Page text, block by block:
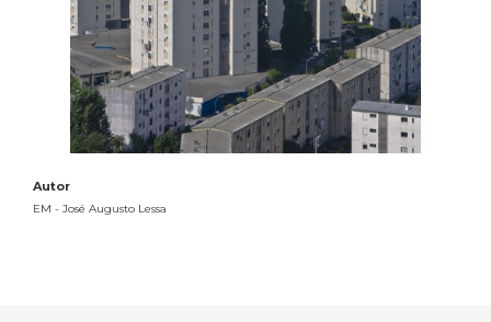
Autor
EM - José Augusto Lessa